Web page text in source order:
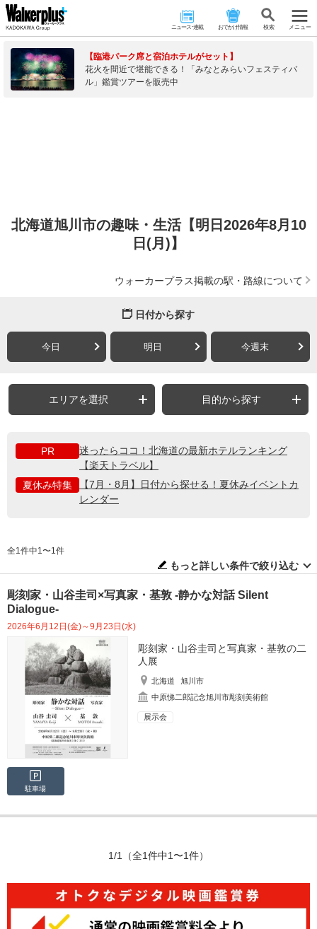
ニュース･連載 おでかけ情報 検 索 メニュー
【臨港パーク席と宿泊ホテルがセット】
花火を間近で堪能できる！「みなとみらいフェスティバ
ル」鑑賞ツアーを販売中
北海道旭川市の趣味・生活【明日2026年8月10
日(月)】
ウォーカープラス掲載の駅・路線について
日付から探す
今日 明日 今週末
エリアを選択 目的から探す
PR
迷ったらココ！北海道の最新ホテルランキング
【楽天トラベル】
夏休み特集
【7月・8月】日付から探せる！夏休みイベントカ
レンダー
全1件中1〜1件
もっと詳しい条件で絞り込む
彫刻家・山谷圭司×写真家・基敦 -静かな対話 Silent
Dialogue-
2026年6月12日(金)～9月23日(水)
彫刻家・山谷圭司と写真家・基敦の二
人展
北海道
旭川市
中原悌二郎記念旭川市彫刻美術館
展示会
駐車場
1/1 （全1件中1〜1件）